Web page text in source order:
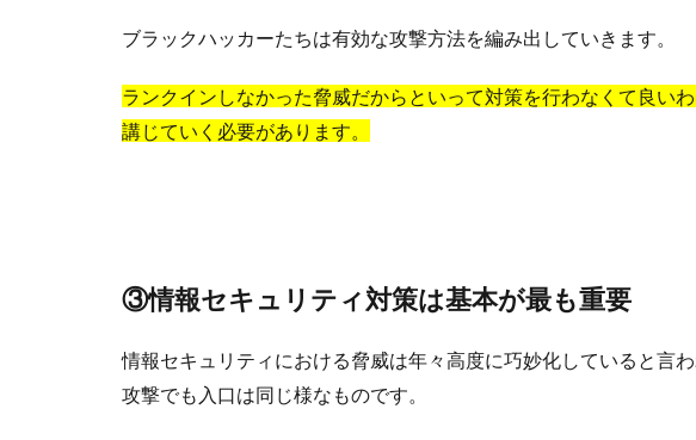
ブラックハッカーたちは有効な攻撃方法を編み出していきます。
ランクインしなかった脅威だからといって対策を行わなくて良い
講じていく必要があります。
③情報セキュリティ対策は基本が最も重要
情報セキュリティにおける脅威は年々高度に巧妙化していると言
攻撃でも入口は同じ様なものです。